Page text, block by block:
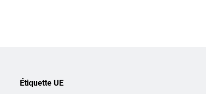
Étiquette UE